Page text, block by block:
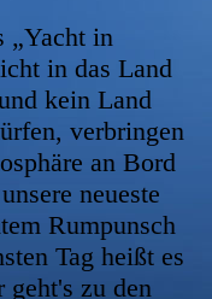
„Yacht in
in das Land
kein Land
verbringen
an Bord
neueste
Rumpunsch
Tag heißt es
zu den